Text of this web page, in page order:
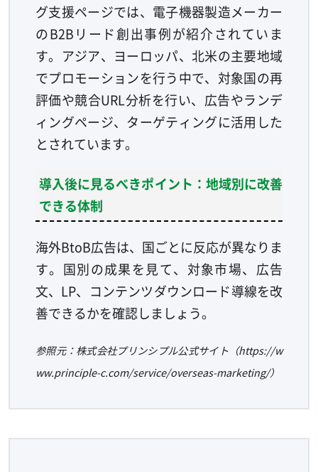
グ支援ページでは、電子機器製造メーカー
のB2Bリード創出事例が紹介されていま
す。アジア、ヨーロッパ、北米の主要地域
でプロモーションを行う中で、対象国の再
評価や競合URL分析を行い、広告やランデ
ィングページ、ターゲティングに活用した
とされています。
導入後に見るべきポイント：地域別に改善
できる体制
海外BtoB広告は、国ごとに反応が異なりま
す。国別の成果を見て、対象市場、広告
文、LP、コンテンツダウンロード導線を改
善できるかを確認しましょう。
参照元：株式会社プリンシプル公式サイト（https://w
ww.principle-c.com/service/overseas-marketing/）